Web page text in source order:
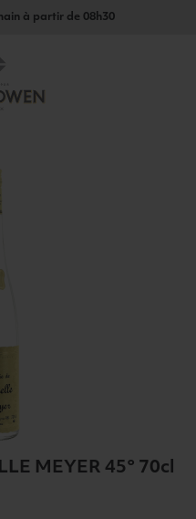
à partir de 08h30
MEYER 45° 70cl